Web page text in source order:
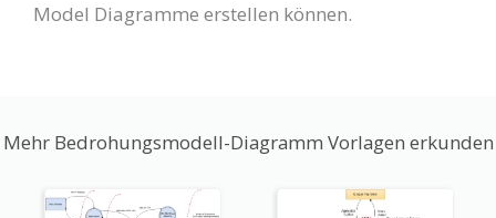
Model Diagramme erstellen können.
Mehr Bedrohungsmodell-Diagramm Vorlagen erkunden